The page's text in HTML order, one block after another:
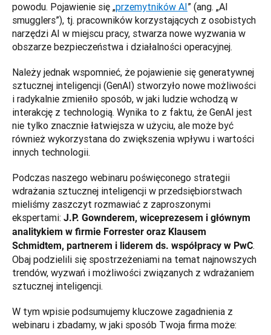
powodu. Pojawienie się „przemytników AI” (ang. „AI
smugglers”), tj. pracowników korzystających z osobistych
narzędzi AI w miejscu pracy, stwarza nowe wyzwania w
obszarze bezpieczeństwa i działalności operacyjnej.
Należy jednak wspomnieć, że pojawienie się generatywnej
sztucznej inteligencji (GenAI) stworzyło nowe możliwości
i radykalnie zmieniło sposób, w jaki ludzie wchodzą w
interakcję z technologią. Wynika to z faktu, że GenAI jest
nie tylko znacznie łatwiejsza w użyciu, ale może być
również wykorzystana do zwiększenia wpływu i wartości
innych technologii.
Podczas naszego webinaru poświęconego strategii
wdrażania sztucznej inteligencji w przedsiębiorstwach
mieliśmy zaszczyt rozmawiać z zaproszonymi
ekspertami: J.P. Gownderem, wiceprezesem i głównym
analitykiem w firmie Forrester oraz Klausem
Schmidtem, partnerem i liderem ds. współpracy w PwC.
Obaj podzielili się spostrzeżeniami na temat najnowszych
trendów, wyzwań i możliwości związanych z wdrażaniem
sztucznej inteligencji.
W tym wpisie podsumujemy kluczowe zagadnienia z
webinaru i zbadamy, w jaki sposób Twoja firma może: